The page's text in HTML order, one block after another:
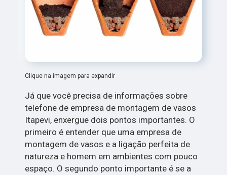
Clique na imagem para expandir
Já que você precisa de informações sobre
telefone de empresa de montagem de vasos
Itapevi, enxergue dois pontos importantes. O
primeiro é entender que uma empresa de
montagem de vasos e a ligação perfeita de
natureza e homem em ambientes com pouco
espaço. O segundo ponto importante é se a